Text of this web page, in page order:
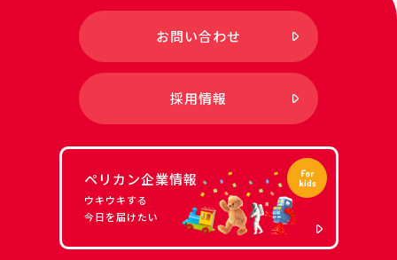
お問い合わせ
採用情報
ペリカン企業情報
ウキウキする
今日を届けたい